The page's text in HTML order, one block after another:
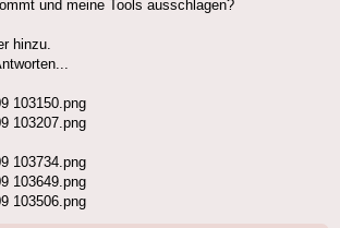
und meine Tools ausschlagen?
hinzu.
103150.png
103207.png
103734.png
103649.png
103506.png